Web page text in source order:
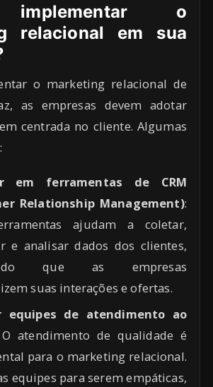
implementar o
relacional em sua
o marketing relacional de
as empresas devem adotar
centrada no cliente. Algumas
em ferramentas de CRM
Relationship Management):
ajudam a coletar,
e analisar dados dos clientes,
que as empresas
suas interações e ofertas.
equipes de atendimento ao
atendimento de qualidade é
para o marketing relacional.
equipes para serem empáticas,